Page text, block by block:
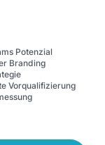
Potenzial
Branding
Vorqualifizierung